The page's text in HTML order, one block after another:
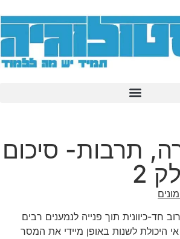
תרבות- סיכום
2
חד-כיוונית תוך פנייה לנמענים רבים
היכולת לשנות באופן מיידי את המסר